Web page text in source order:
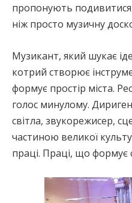
пропонують
ніж просто музичну
Музикант, який шукає
котрий створює
формує простір міста.
голос минулому.
світла, звукорежисер,
частиною великої
праці. Праці, що формує